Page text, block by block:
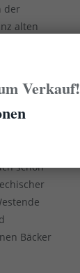
der
alten
allen
zur
schon
Bäcker
Verkauf!